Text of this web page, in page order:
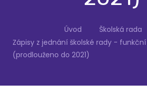
Úvod
Školská rada
Zápisy z jednání školské rady -
(prodlouženo do 2021)